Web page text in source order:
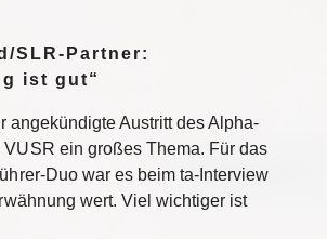
SLR-Partner:
ist gut“
angekündigte Austritt des Alpha-
ein großes Thema. Für das
Duo war es beim ta-Interview
wert. Viel wichtiger ist